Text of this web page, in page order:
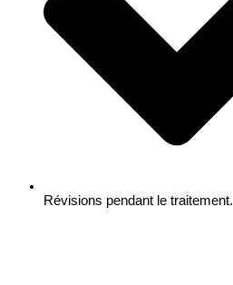
Révisions pendant le traitement.